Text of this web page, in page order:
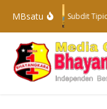
Lewati ke konten
MBsatu
Subdit